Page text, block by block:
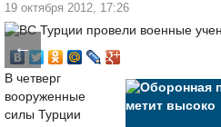
19 октября 2012, 17:26
←
В четверг
вооруженные
силы Турции